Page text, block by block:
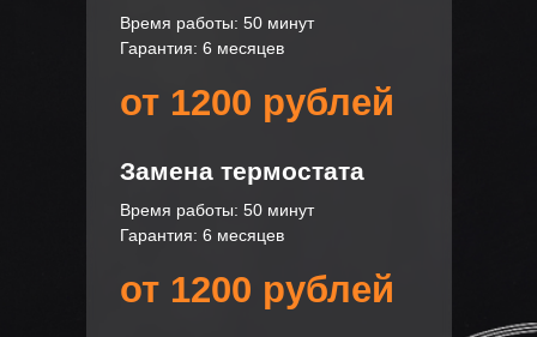
Замена термостата
Время работы: 50 минут
Гарантия: 6 месяцев
от 1200 рублей
Время работы: 50 минут
Гарантия: 6 месяцев
от 1200 рублей